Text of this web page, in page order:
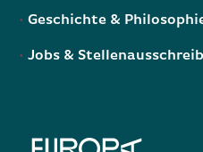
Geschichte &
Jobs &